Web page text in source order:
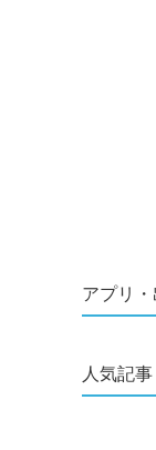
アプリ
人気記事